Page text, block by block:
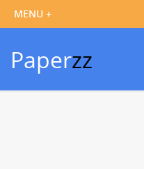
Paperzz